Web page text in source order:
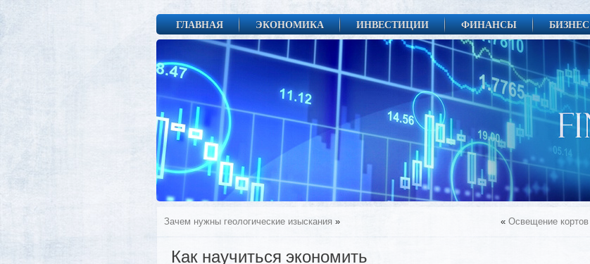
ГЛАВНАЯ ЭКОНОМИКА ИНВЕСТИЦИИ ФИНАНСЫ БИЗНЕС
Зачем нужны геологические изыскания » « Освещение кортов
Как научиться экономить